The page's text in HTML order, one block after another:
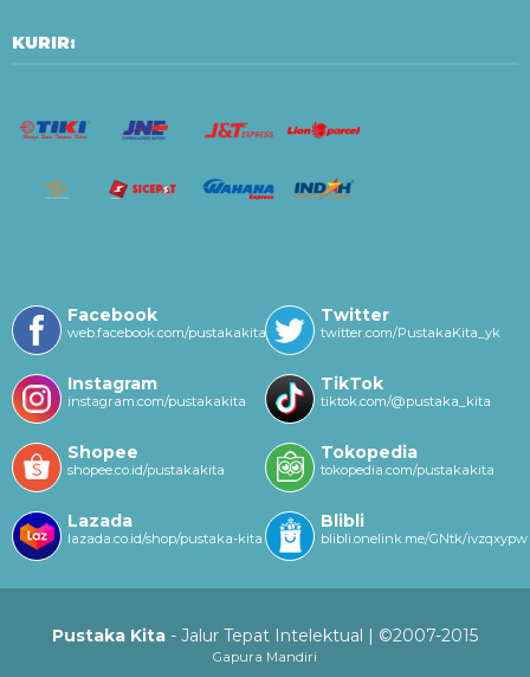
KURIR:
Facebook
web.facebook.com/pustakakitayk/
Twitter
twitter.com/PustakaKita_yk
Instagram
instagram.com/pustakakita
TikTok
tiktok.com/@pustaka_kita
Shopee
shopee.co.id/pustakakita
Tokopedia
tokopedia.com/pustakakita
Lazada
lazada.co.id/shop/pustaka-kita
Blibli
blibli.onelink.me/GNtk/ivzqxypw
Pustaka Kita - Jalur Tepat Intelektual | ©2007-2015
Gapura Mandiri